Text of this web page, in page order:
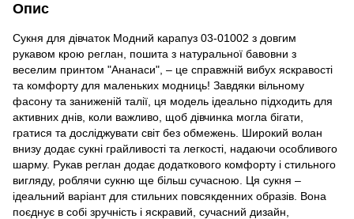
Опис
Сукня для дівчаток Модний карапуз 03-01002 з довгим
рукавом крою реглан, пошита з натуральної бавовни з
веселим принтом "Ананаси", – це справжній вибух яскравості
та комфорту для маленьких модниць! Завдяки вільному
фасону та заниженій талії, ця модель ідеально підходить для
активних днів, коли важливо, щоб дівчинка могла бігати,
гратися та досліджувати світ без обмежень. Широкий волан
внизу додає сукні грайливості та легкості, надаючи особливого
шарму. Рукав реглан додає додаткового комфорту і стильного
вигляду, роблячи сукню ще більш сучасною. Ця сукня –
ідеальний варіант для стильних повсякденних образів. Вона
поєднує в собі зручність і яскравий, сучасний дизайн,